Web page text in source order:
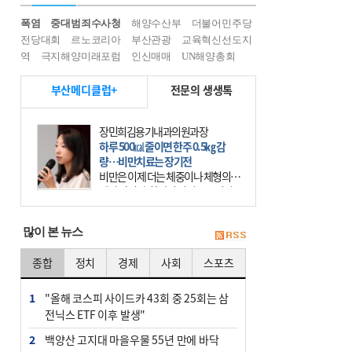
폭염 중대범죄수사청 해양수산부
더불어민주당
전당대회
르노코리아 부산관광
교육혁신선도지
역
극지해양미래포럼 인신매매 UN해양총회
부산메디클럽+ 전문의 생생톡
장민희김용기내과의원과장
하루 500㎉ 줄이면 한주 0.5㎏ 감
량…비만치료는 장기전
비만은 이제 더는 체중이나 체형의 문
제가 아니다. 하나의 질병으로 인지
하고 치료와 관리를 해야 한다. 세계
많이 본 뉴스
종합 정치 경제 사회 스포츠
1
"올해 코스피 사이드카 43회 중 25회는 삼
전닉스 ETF 이후 발생"
2
백양산 고지대 마을우물 55년 만에 바닥